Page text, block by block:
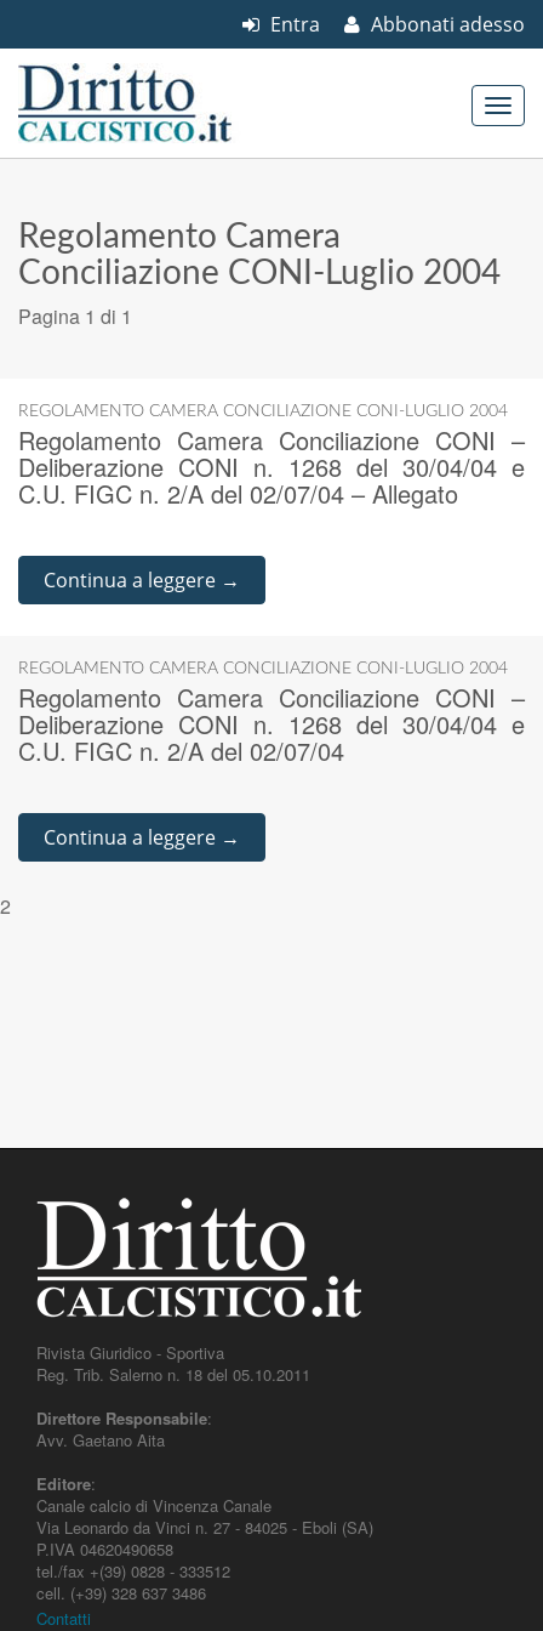
Abbonati adesso
Entra
Regolamento Camera
Conciliazione CONI-Luglio 2004
Pagina 1 di 1
REGOLAMENTO CAMERA CONCILIAZIONE CONI-LUGLIO 2004
Regolamento Camera Conciliazione CONI –
Deliberazione CONI n. 1268 del 30/04/04 e
C.U. FIGC n. 2/A del 02/07/04 – Allegato
Continua a leggere →
REGOLAMENTO CAMERA CONCILIAZIONE CONI-LUGLIO 2004
Regolamento Camera Conciliazione CONI –
Deliberazione CONI n. 1268 del 30/04/04 e
C.U. FIGC n. 2/A del 02/07/04
Continua a leggere →
2
Rivista Giuridico - Sportiva
Reg. Trib. Salerno n. 18 del 05.10.2011
Direttore Responsabile:
Avv. Gaetano Aita
Editore:
Canale calcio di Vincenza Canale
Via Leonardo da Vinci n. 27 - 84025 - Eboli (SA)
P.IVA 04620490658
tel./fax +(39) 0828 - 333512
cell. (+39) 328 637 3486
Contatti